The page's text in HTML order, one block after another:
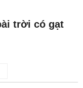
trời có gạt